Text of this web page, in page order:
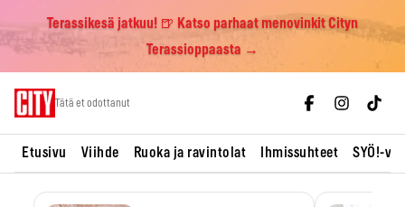
Terassikesä jatkuu! 🍺 Katso parhaat menovinkit Cityn
Terassioppaasta →
Tätä et odottanut
Etusivu Viihde Ruoka ja ravintolat Ihmissuhteet SYÖ!-